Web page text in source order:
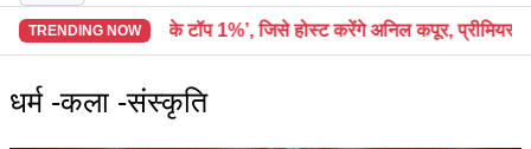
TRENDING NOW
के टॉप 1%’, जिसे होस्ट करेंगे अनिल कपूर, प्रीमियर 5 सितम्बर से
धर्म -कला -संस्कृति